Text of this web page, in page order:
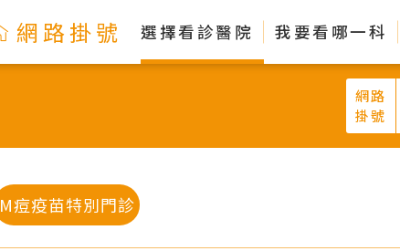
網路掛號 選擇看診醫院 我要看哪一科
網路
掛號
M痘疫苗特別門診